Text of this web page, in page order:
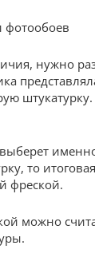
фотообоев
нужно
то
фреской.
можно